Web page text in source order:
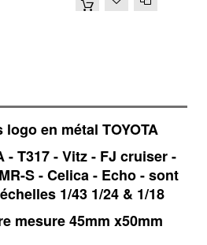
en métal TOYOTA
- T317 - Vitz - FJ cruiser -
S - Celica - Echo - sont
1/43 1/24 & 1/18
mesure 45mm x50mm